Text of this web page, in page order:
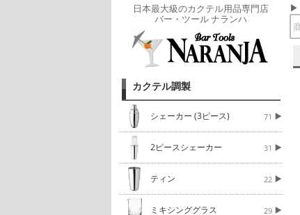
日本最大級のカクテル用品専門店
バー・ツール ナランハ
カクテル調製
シェーカー (3ピース) 71
2ピースシェーカー 31
ティン 22
ミキシンググラス 29